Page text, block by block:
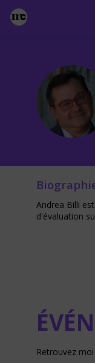
AB
Andrea Billi
d'évaluation
Retrouvez